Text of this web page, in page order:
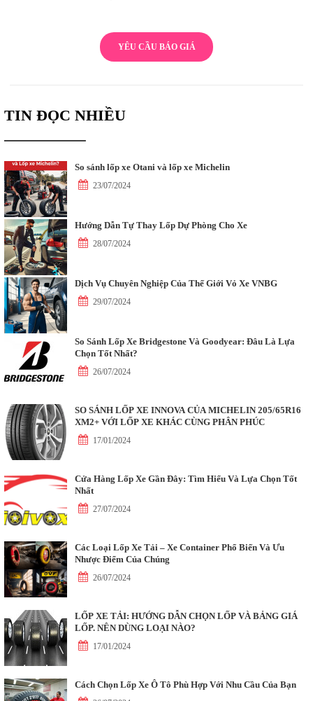
YÊU CẦU BÁO GIÁ
TIN ĐỌC NHIỀU
So sánh lốp xe Otani và lốp xe Michelin
23/07/2024
Hướng Dẫn Tự Thay Lốp Dự Phòng Cho Xe
28/07/2024
Dịch Vụ Chuyên Nghiệp Của Thế Giới Vỏ Xe VNBG
29/07/2024
So Sánh Lốp Xe Bridgestone Và Goodyear: Đâu Là Lựa
Chọn Tốt Nhất?
26/07/2024
SO SÁNH LỐP XE INNOVA CỦA MICHELIN 205/65R16
XM2+ VỚI LỐP XE KHÁC CÙNG PHÂN PHÚC
17/01/2024
Cửa Hàng Lốp Xe Gần Đây: Tìm Hiểu Và Lựa Chọn Tốt
Nhất
27/07/2024
Các Loại Lốp Xe Tải – Xe Container Phổ Biến Và Ưu
Nhược Điểm Của Chúng
26/07/2024
LỐP XE TẢI: HƯỚNG DẪN CHỌN LỐP VÀ BẢNG GIÁ
LỐP. NÊN DÙNG LOẠI NÀO?
17/01/2024
Cách Chọn Lốp Xe Ô Tô Phù Hợp Với Nhu Cầu Của Bạn